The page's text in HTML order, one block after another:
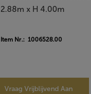
2.88m x H 4.00m
Item Nr.: 1006528.00
Vraag Vrijblijvend Aan